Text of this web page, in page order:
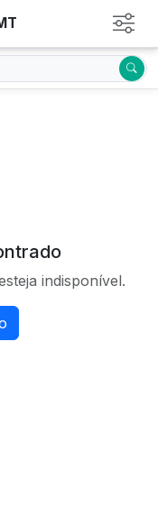
indisponível.